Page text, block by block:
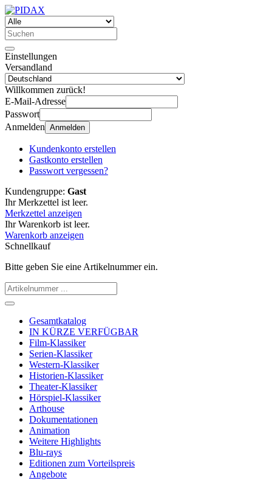
Einstellungen
Versandland
Willkommen zurück!
E-Mail-Adresse
Passwort
Anmelden Anmelden
Kundenkonto erstellen
Gastkonto erstellen
Passwort vergessen?
Kundengruppe: Gast
Ihr Merkzettel ist leer.
Merkzettel anzeigen
Ihr Warenkorb ist leer.
Warenkorb anzeigen
Schnellkauf
Bitte geben Sie eine Artikelnummer ein.
Gesamtkatalog
IN KÜRZE VERFÜGBAR
Film-Klassiker
Serien-Klassiker
Western-Klassiker
Historien-Klassiker
Theater-Klassiker
Hörspiel-Klassiker
Arthouse
Dokumentationen
Animation
Weitere Highlights
Blu-rays
Editionen zum Vorteilspreis
Angebote